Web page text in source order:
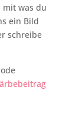
mit was du
ein Bild
schreibe